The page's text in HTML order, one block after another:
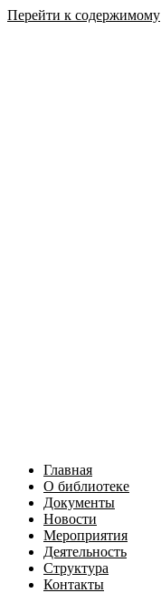
Перейти к содержимому
Главная
О библиотеке
Документы
Новости
Мероприятия
Деятельность
Структура
Контакты